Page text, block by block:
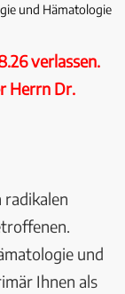
und Hämatologie
verlassen.
Herrn Dr.
radikalen
und
Ihnen als